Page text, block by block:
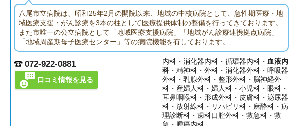
八尾市立病院は、昭和25年2月の開院以来、地域の中核病院として、急性期医療・地
域医療支援・がん診療を3本の柱として医療提供体制の整備を行ってきております。
また市唯一の公立病院として「地域医療支援病院」「地域がん診療連携拠点病院」
「地域周産期母子医療センター」等の病院機能を有しております。
072-922-0881
口コミ情報を見る
内科・消化器内科・循環器内科・ 血液内
科・精神科・外科・消化器外科・呼吸器
外科・乳腺外科・整形外科・脳神経外
科・産婦人科・婦人科・小児科・眼科・
耳鼻咽喉科・形成外科・皮膚科・泌尿器
科・放射線科・リハビリ科・麻酔科・病
理診断科・歯科口腔外科・救急科・救